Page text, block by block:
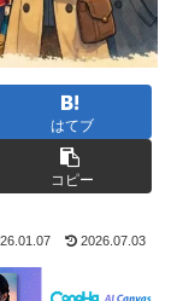
はてブ
コピー
2026.07.03